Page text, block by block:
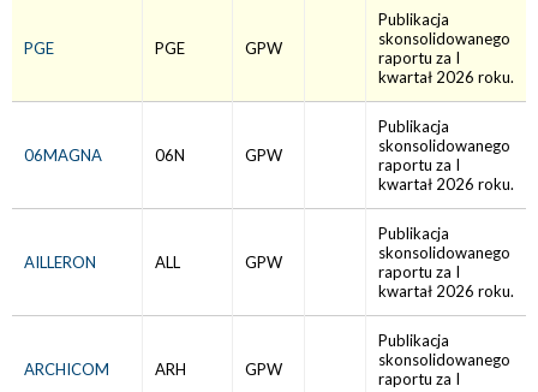
PGE PGE GPW
Publikacja
skonsolidowanego
raportu za I
kwartał 2026 roku.
06MAGNA 06N GPW
Publikacja
skonsolidowanego
raportu za I
kwartał 2026 roku.
AILLERON ALL GPW
Publikacja
skonsolidowanego
raportu za I
kwartał 2026 roku.
ARCHICOM ARH GPW
Publikacja
skonsolidowanego
raportu za I